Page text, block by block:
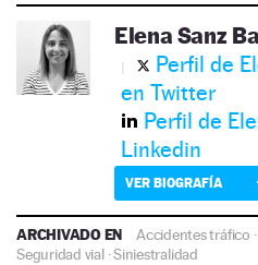
Elena Sanz
Perfil de
en Twitter
Perfil de
Linkedin
VER BIOGRAFÍA
ARCHIVADO EN Accidentes tráfico
Seguridad vial·Siniestralidad